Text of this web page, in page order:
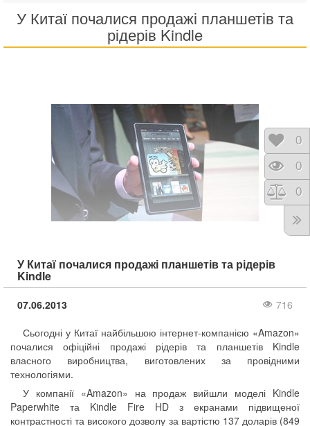
У Китаї почалися продажі планшетів та
рідерів Kindle
У Китаї почалися продажі планшетів та рідерів
Kindle
07.06.2013
716
Сьогодні у Китаї найбільшою інтернет-компанією «Amazon»
почалися офіційні продажі рідерів та планшетів Kindle
власного виробництва, виготовлених за провідними
технологіями.
У компанії «Amazon» на продаж вийшли моделі Kindle
Paperwhite та Kindle Fire HD з екранами підвищеної
контрастності та високого дозволу за вартістю 137 доларів (849
0
0
0